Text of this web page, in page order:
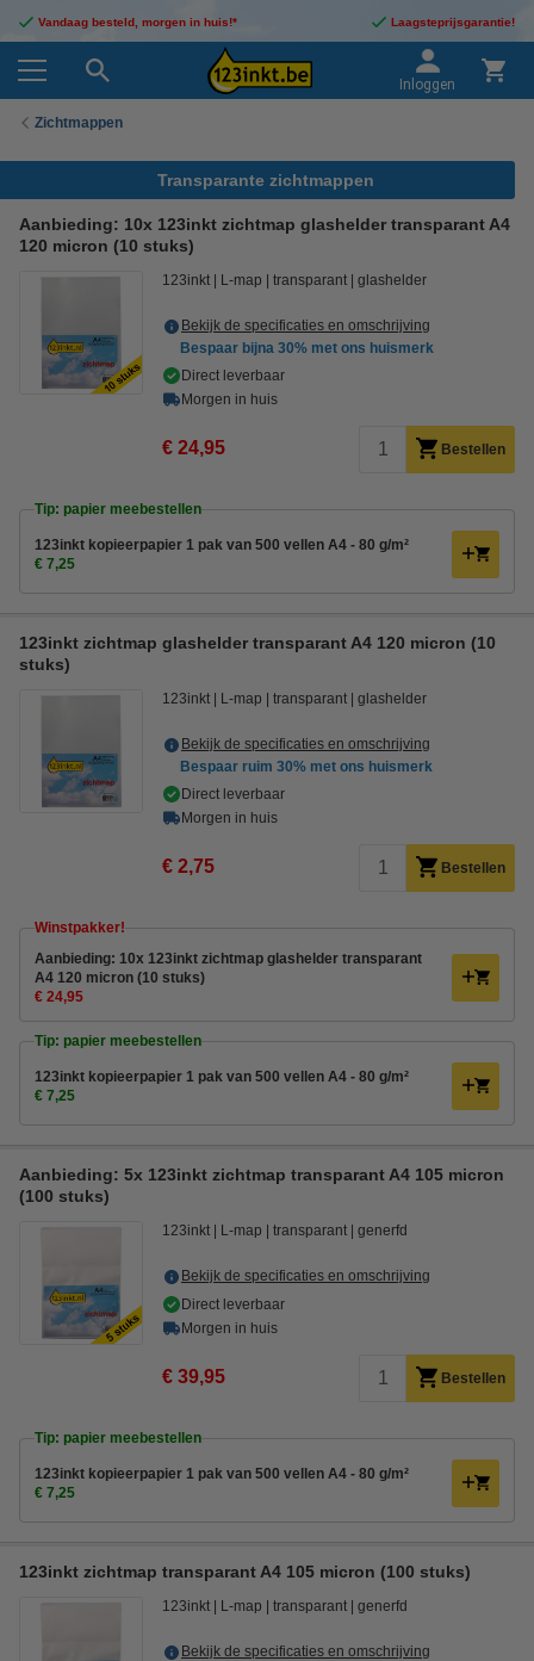
Vandaag besteld, morgen in huis!* Laagsteprijsgarantie!
Inloggen
Zichtmappen
Transparante zichtmappen
Aanbieding: 10x 123inkt zichtmap glashelder transparant A4
120 micron (10 stuks)
123inkt L-map transparant glashelder
Bekijk de specificaties en omschrijving
Bespaar bijna 30% met ons huismerk
Direct leverbaar
Morgen in huis
€ 24,95 Bestellen
Tip: papier meebestellen
123inkt kopieerpapier 1 pak van 500 vellen A4 - 80 g/m²
€ 7,25
123inkt zichtmap glashelder transparant A4 120 micron (10
stuks)
123inkt L-map transparant glashelder
Bekijk de specificaties en omschrijving
Bespaar ruim 30% met ons huismerk
Direct leverbaar
Morgen in huis
€ 2,75 Bestellen
Winstpakker!
Aanbieding: 10x 123inkt zichtmap glashelder transparant
A4 120 micron (10 stuks)
€ 24,95
Tip: papier meebestellen
123inkt kopieerpapier 1 pak van 500 vellen A4 - 80 g/m²
€ 7,25
Aanbieding: 5x 123inkt zichtmap transparant A4 105 micron
(100 stuks)
123inkt L-map transparant generfd
Bekijk de specificaties en omschrijving
Direct leverbaar
Morgen in huis
€ 39,95 Bestellen
Tip: papier meebestellen
123inkt kopieerpapier 1 pak van 500 vellen A4 - 80 g/m²
€ 7,25
123inkt zichtmap transparant A4 105 micron (100 stuks)
123inkt L-map transparant generfd
Bekijk de specificaties en omschrijving